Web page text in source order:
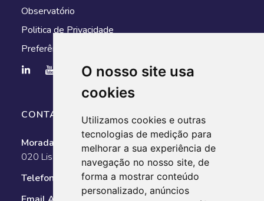
O nosso site usa
cookies
Utilizamos cookies e outras
tecnologias de medição para
melhorar a sua experiência de
navegação no nosso site, de
forma a mostrar conteúdo
personalizado, anúncios
Observatório
Politica de Privacidade
Preferências de cookies
CONTACTOS
Morada:
Av. António Augusto de Aguiar, n.º 128, 1050-
020 Lisboa
Telefone:
351 211 025 800